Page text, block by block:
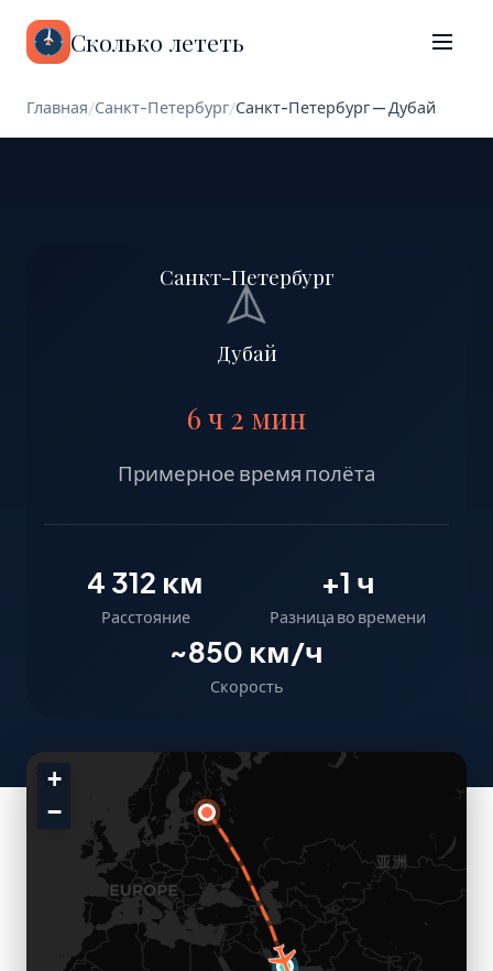
Сколько лететь
Главная/Санкт-Петербург/Санкт-Петербург — Дубай
Санкт-Петербург
Дубай
6 ч 2 мин
Примерное время полёта
4 312 км
Расстояние
+1 ч
Разница во времени
~850 км/ч
Скорость
+
−